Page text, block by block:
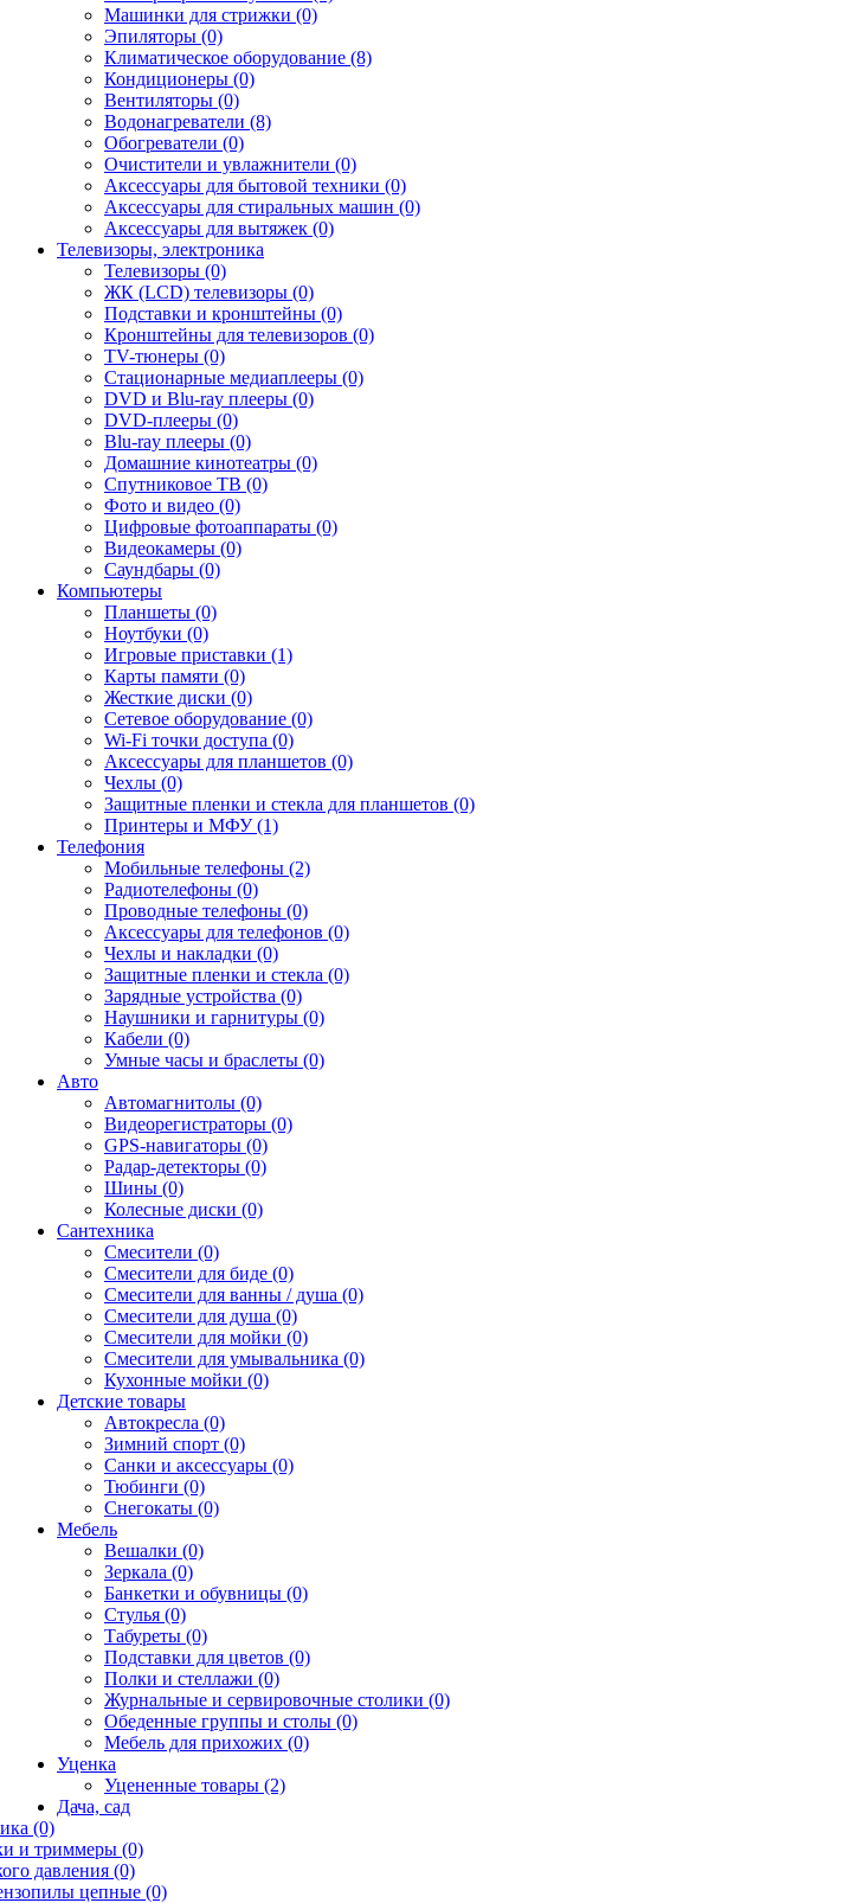
Машинки для стрижки (0)
Эпиляторы (0)
Климатическое оборудование (8)
Кондиционеры (0)
Вентиляторы (0)
Водонагреватели (8)
Обогреватели (0)
Очистители и увлажнители (0)
Аксессуары для бытовой техники (0)
Аксессуары для стиральных машин (0)
Аксессуары для вытяжек (0)
Телевизоры, электроника
Телевизоры (0)
ЖК (LCD) телевизоры (0)
Подставки и кронштейны (0)
Кронштейны для телевизоров (0)
TV-тюнеры (0)
Стационарные медиаплееры (0)
DVD и Blu-ray плееры (0)
DVD-плееры (0)
Blu-ray плееры (0)
Домашние кинотеатры (0)
Спутниковое ТВ (0)
Фото и видео (0)
Цифровые фотоаппараты (0)
Видеокамеры (0)
Саундбары (0)
Компьютеры
Планшеты (0)
Ноутбуки (0)
Игровые приставки (1)
Карты памяти (0)
Жесткие диски (0)
Сетевое оборудование (0)
Wi-Fi точки доступа (0)
Аксессуары для планшетов (0)
Чехлы (0)
Защитные пленки и стекла для планшетов (0)
Принтеры и МФУ (1)
Телефония
Мобильные телефоны (2)
Радиотелефоны (0)
Проводные телефоны (0)
Аксессуары для телефонов (0)
Чехлы и накладки (0)
Защитные пленки и стекла (0)
Зарядные устройства (0)
Наушники и гарнитуры (0)
Кабели (0)
Умные часы и браслеты (0)
Авто
Автомагнитолы (0)
Видеорегистраторы (0)
GPS-навигаторы (0)
Радар-детекторы (0)
Шины (0)
Колесные диски (0)
Сантехника
Смесители (0)
Смесители для биде (0)
Смесители для ванны / душа (0)
Смесители для душа (0)
Смесители для мойки (0)
Смесители для умывальника (0)
Кухонные мойки (0)
Детские товары
Автокресла (0)
Зимний спорт (0)
Санки и аксессуары (0)
Тюбинги (0)
Снегокаты (0)
Мебель
Вешалки (0)
Зеркала (0)
Банкетки и обувницы (0)
Стулья (0)
Табуреты (0)
Подставки для цветов (0)
Полки и стеллажи (0)
Журнальные и сервировочные столики (0)
Обеденные группы и столы (0)
Мебель для прихожих (0)
Уценка
Уцененные товары (2)
Дача, сад
(0)
и триммеры (0)
давления (0)
цепные (0)